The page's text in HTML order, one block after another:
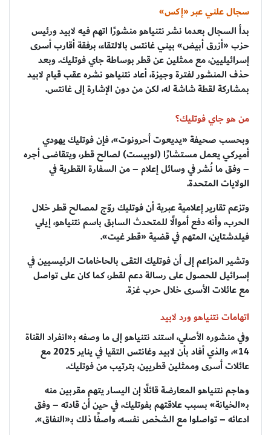
سجال علني عبر «إكس»
بدأ السجال بعدما نشر نتنياهو منشورًا اتهم فيه لابيد ورئيس
حزب «أزرق أبيض» بيني غانتس بالالتقاء، برفقة أقارب أسرى
إسرائيليين، مع ممثلين عن قطر بوساطة جاي فوتليك. وبعد
حذف المنشور لفترة وجيزة، أعاد نتنياهو نشره عقب قيام لابيد
بمشاركة لقطة شاشة له، لكن من دون الإشارة إلى غانتس.
من هو جاي فوتليك؟
وبحسب صحيفة «يديعوت أحرونوت»، فإن فوتليك يهودي
أميركي يعمل مستشارًا (لوبيست) لصالح قطر، ويتقاضى أجره
– وفق ما نُشر في وسائل إعلام – من السفارة القطرية في
الولايات المتحدة.
وتزعم تقارير إعلامية عبرية أن فوتليك روّج لمصالح قطر خلال
الحرب، وأنه دفع أموالًا للمتحدث السابق باسم نتنياهو، إيلي
فيلدشتاين، المتهم في قضية «قطر غيت».
وتشير المزاعم إلى أن فوتليك التقى بالحاخامات الرئيسيين في
إسرائيل للحصول على رسالة دعم لقطر، كما كان على تواصل
مع عائلات الأسرى خلال حرب غزة.
اتهامات نتنياهو ورد لابيد
وفي منشوره الأصلي، استند نتنياهو إلى ما وصفه بـ«انفراد القناة
14»، والذي أفاد بأن لابيد وغانتس التقيا في يناير 2025 مع
عائلات أسرى وممثلين قطريين، بترتيب من فوتليك.
وهاجم نتنياهو المعارضة قائلًا إن اليسار يتهم مقربين منه
بـ«الخيانة» بسبب علاقتهم بفوتليك، في حين أن قادته – وفق
ادعائه – تواصلوا مع الشخص نفسه، واصفًا ذلك بـ«النفاق».